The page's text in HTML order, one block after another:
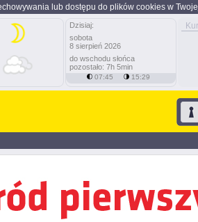
lub dostępu do plików cookies w
Dzisiaj:
sobota
8 sierpień 2026
do wschodu słońca
pozostało: 7h 5min
07:45 15:29